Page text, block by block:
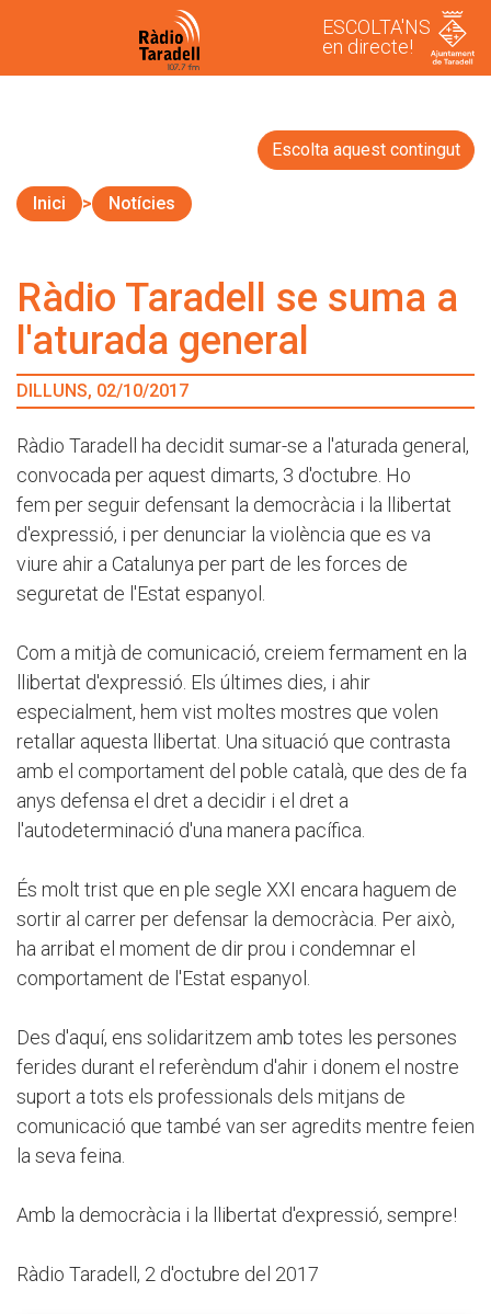
ESCOLTA'NS
en directe!
Escolta aquest contingut
Inici Notícies
Ràdio Taradell se suma a
l'aturada general
DILLUNS, 02/10/2017
Ràdio Taradell ha decidit sumar-se a l'aturada general,
convocada per aquest dimarts, 3 d'octubre. Ho
fem per seguir defensant la democràcia i la llibertat
d'expressió, i per denunciar la violència que es va
viure ahir a Catalunya per part de les forces de
seguretat de l'Estat espanyol.
Com a mitjà de comunicació, creiem fermament en la
llibertat d'expressió. Els últimes dies, i ahir
especialment, hem vist moltes mostres que volen
retallar aquesta llibertat. Una situació que contrasta
amb el comportament del poble català, que des de fa
anys defensa el dret a decidir i el dret a
l'autodeterminació d'una manera pacífica.
És molt trist que en ple segle XXI encara haguem de
sortir al carrer per defensar la democràcia. Per això,
ha arribat el moment de dir prou i condemnar el
comportament de l'Estat espanyol.
Des d'aquí, ens solidaritzem amb totes les persones
ferides durant el referèndum d'ahir i donem el nostre
suport a tots els professionals dels mitjans de
comunicació que també van ser agredits mentre feien
la seva feina.
Amb la democràcia i la llibertat d'expressió, sempre!
Ràdio Taradell, 2 d'octubre del 2017